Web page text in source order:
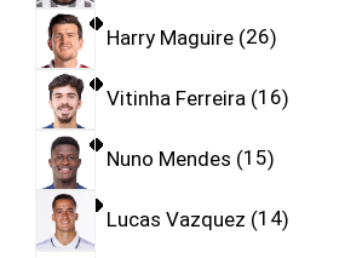
Harry Maguire 26
Vitinha Ferreira 16
Nuno Mendes 15
Lucas Vazquez 14